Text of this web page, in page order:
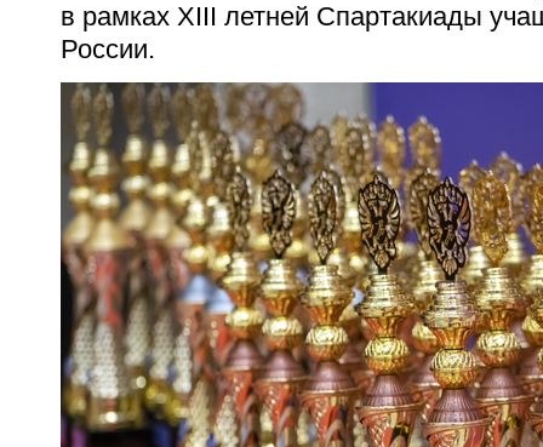
в рамках XIII летней Спартакиады
России.